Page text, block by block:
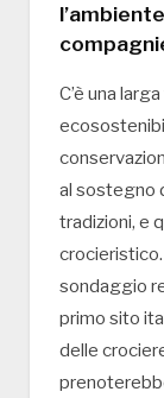
C’è una
al sostegno
tradizioni, e
sondaggio
primo sito
delle